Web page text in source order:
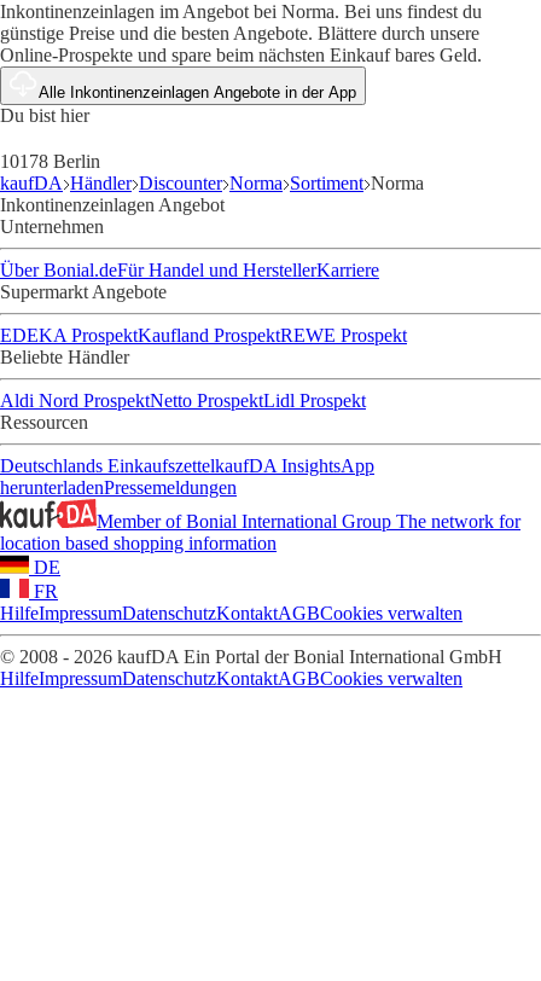
Inkontinenzeinlagen im Angebot bei Norma. Bei uns findest du
günstige Preise und die besten Angebote. Blättere durch unsere
Online-Prospekte und spare beim nächsten Einkauf bares Geld.
Alle Inkontinenzeinlagen Angebote in der App
Du bist hier
10178 Berlin
kaufDA Händler Discounter Norma Sortiment Norma
Inkontinenzeinlagen Angebot
Unternehmen
Über Bonial.deFür Handel und HerstellerKarriere
Supermarkt Angebote
EDEKA ProspektKaufland ProspektREWE Prospekt
Beliebte Händler
Aldi Nord ProspektNetto ProspektLidl Prospekt
Ressourcen
Deutschlands EinkaufszettelkaufDA InsightsApp
herunterladenPressemeldungen
Member of Bonial International Group The network for
location based shopping information
DE
FR
HilfeImpressumDatenschutzKontaktAGBCookies verwalten
© 2008 - 2026 kaufDA Ein Portal der Bonial International GmbH
HilfeImpressumDatenschutzKontaktAGBCookies verwalten